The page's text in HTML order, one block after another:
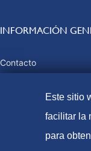
INFORMACIÓN
Contacto
Tasas y precios
Formas de pago
Este sitio
facilitar la
para